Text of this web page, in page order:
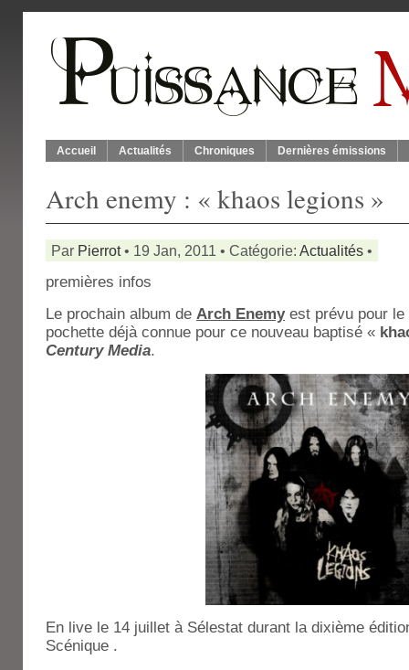
Accueil Actualités Chroniques Dernières émissions
Arch enemy : « khaos legions »
Par Pierrot• 19 Jan, 2011 • Catégorie: Actualités •
premières infos
Le prochain album de Arch Enemyest prévu pour le
pochette déjà connue pour ce nouveau baptisé «
Century Media.
En live le 14 juillet à Sélestat durant la dixième
Scénique .